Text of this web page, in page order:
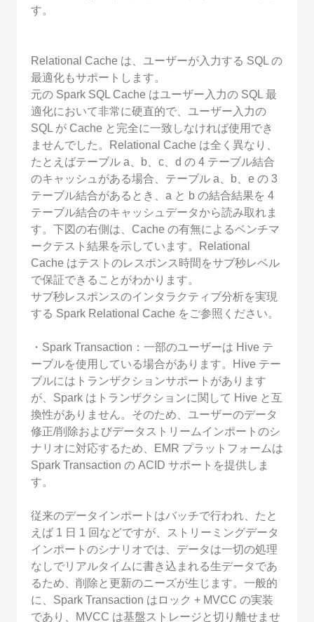
す。
Relational Cache は、ユーザーが入力する SQL の
最適化もサポートします。
元の Spark SQL Cache はユーザー入力の SQL 最
適化において非常に硬直的で、ユーザー入力の
SQL が Cache と完全に一致しなければ使用でき
ませんでした。Relational Cache は全く異なり、
たとえばテーブル a、b、c、d の 4 テーブル結合
のキャッシュがある場合、テーブル a、b、e の 3
テーブル結合があるとき、a と b の結合結果を 4
テーブル結合のキャッシュデータから読み取れま
す。下図の右側は、Cache の有無によるベンチマ
ークテスト結果を示しています。Relational
Cache はテストのレスポンス時間をサブ秒レベル
で保証できることがわかります。
サブ秒レスポンスのインタラクティブ分析を実現
する Spark Relational Cache をご参照ください。
・Spark Transaction：一部のユーザーは Hive テ
ーブルを使用している場合があります。Hive テー
ブルにはトランザクションサポートがあります
が、Spark はトランザクションに関して Hive と互
換性がありません。そのため、ユーザーのデータ
修正/削除およびデータストリームインポートのシ
ナリオに対応するため、EMR プラットフォームは
Spark Transaction の ACID サポートを提供しま
す。
従来のデータインポートはバッチで行われ、たと
えば 1 日 1 回などですが、ストリーミングデータ
インポートのシナリオでは、データは一切の処理
なしでリアルタイムに書き込まれる生データであ
るため、削除と更新のニーズが生じます。一般的
に、Spark Transaction はロック + MVCC の実装
であり、MVCC は基盤ストレージと切り離せませ